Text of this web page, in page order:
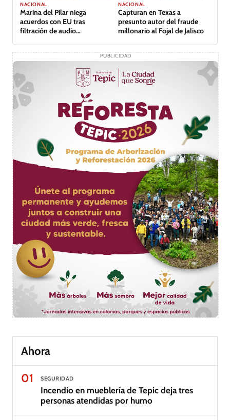
NACIONAL
Marina del Pilar niega
acuerdos con EU tras
filtración de audio
NACIONAL
Capturan en Texas a
presunto autor del fraude
millonario al Fojal de Jalisco
PUBLICIDAD
Ahora
01
SEGURIDAD
Incendio en mueblería de Tepic deja tres
personas atendidas por humo